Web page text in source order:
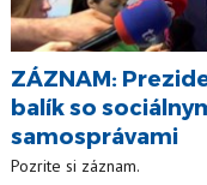
ZÁZNAM:
balík so
samosprávami
Pozrite si záznam.